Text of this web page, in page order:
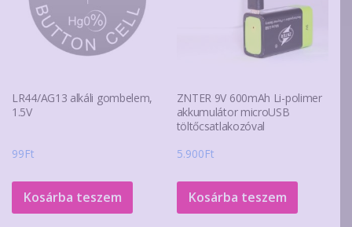
LR44/AG13 alkáli gombelem,
1.5V
99Ft
Kosárba teszem
ZNTER 9V 600mAh Li-polimer
akkumulátor microUSB
töltőcsatlakozóval
5.900Ft
Kosárba teszem